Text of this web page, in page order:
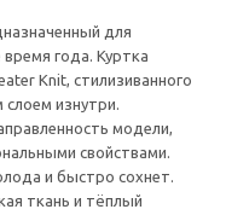
для
года. Куртка
Knit, стилизиванного
изнутри.
модели,
свойствами.
и быстро сохнет.
ткань и тёплый